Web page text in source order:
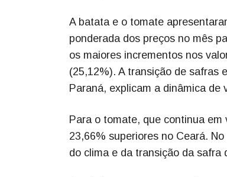
A batata e o tomate
ponderada dos preços no mês
os maiores incrementos nos
(25,12%). A transição de safras
Paraná, explicam a dinâmica de
Para o tomate, que continua
23,66% superiores no Ceará.
do clima e da transição da safra